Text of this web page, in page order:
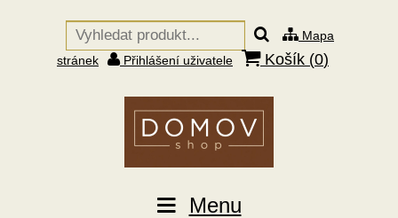
Mapa
stránek
Přihlášení uživatele Košík (0)
Menu